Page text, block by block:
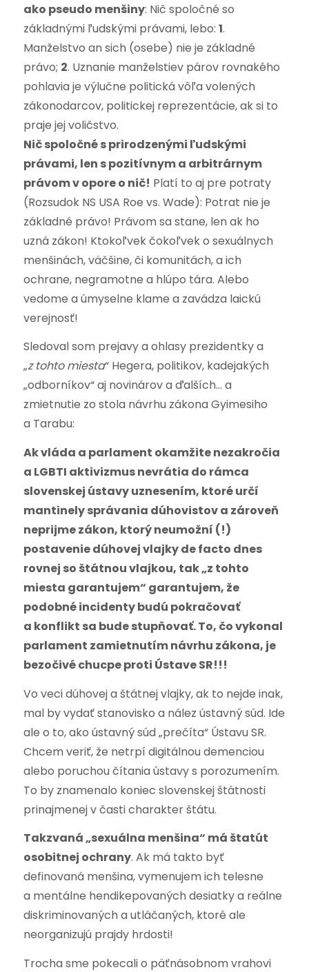
ako pseudo menšiny: Nič spoločné so
základnými ľudskými právami, lebo: 1.
Manželstvo an sich (osebe) nie je základné
právo; 2. Uznanie manželstiev párov rovnakého
pohlavia je výlučne politická vôľa volených
zákonodarcov, politickej reprezentácie, ak si to
praje jej voličstvo.
Nič spoločné s prirodzenými ľudskými
právami, len s pozitívnym a arbitrárnym
právom v opore o nič! Platí to aj pre potraty
(Rozsudok NS USA Roe vs. Wade): Potrat nie je
základné právo! Právom sa stane, len ak ho
uzná zákon! Ktokoľvek čokoľvek o sexuálnych
menšinách, väčšine, či komunitách, a ich
ochrane, negramotne a hlúpo tára. Alebo
vedome a úmyselne klame a zavádza laickú
verejnosť!
Sledoval som prejavy a ohlasy prezidentky a
„z tohto miesta“ Hegera, politikov, kadejakých
„odborníkov“ aj novinárov a ďalších… a
zmietnutie zo stola návrhu zákona Gyimesiho
a Tarabu:
Ak vláda a parlament okamžite nezakročia
a LGBTI aktivizmus nevrátia do rámca
slovenskej ústavy uznesením, ktoré určí
mantinely správania dúhovistov a zároveň
neprijme zákon, ktorý neumožní (!)
postavenie dúhovej vlajky de facto dnes
rovnej so štátnou vlajkou, tak „z tohto
miesta garantujem“ garantujem, že
podobné incidenty budú pokračovať
a konflikt sa bude stupňovať. To, čo vykonal
parlament zamietnutím návrhu zákona, je
bezočivé chucpe proti Ústave SR!!!
Vo veci dúhovej a štátnej vlajky, ak to nejde inak,
mal by vydať stanovisko a nález ústavný súd. Ide
ale o to, ako ústavný súd „prečíta“ Ústavu SR.
Chcem veriť, že netrpí digitálnou demenciou
alebo poruchou čítania ústavy s porozumením.
To by znamenalo koniec slovenskej štátnosti
prinajmenej v časti charakter štátu.
Takzvaná „sexuálna menšina“ má štatút
osobitnej ochrany. Ak má takto byť
definovaná menšina, vymenujem ich telesne
a mentálne hendikepovaných desiatky a reálne
diskriminovaných a utláčaných, ktoré ale
neorganizujú prajdy hrdosti!
Trocha sme pokecali o päťnásobnom vrahovi